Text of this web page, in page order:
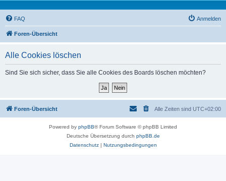
FAQ Anmelden
Foren-Übersicht
Alle Cookies löschen
Sind Sie sich sicher, dass Sie alle Cookies des Boards löschen möchten?
Foren-Übersicht Alle Zeiten sind UTC+02:00
Powered by phpBB® Forum Software © phpBB Limited
Deutsche Übersetzung durch phpBB.de
Datenschutz| Nutzungsbedingungen